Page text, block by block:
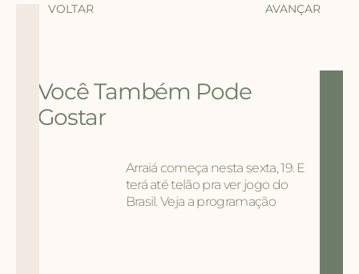
VOLTAR AVANÇAR
Você Também Pode
Gostar
Arraiá começa nesta sexta, 19. E
terá até telão pra ver jogo do
Brasil. Veja a programação